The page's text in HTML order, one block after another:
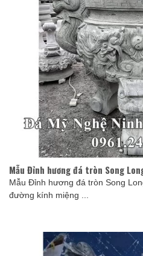
Mẫu Đỉnh hương đá tròn Song
Mẫu Đỉnh hương đá tròn Song
đường kính miệng ...